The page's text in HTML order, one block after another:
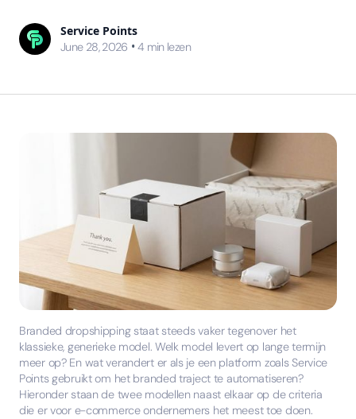
Service Points
June 28, 2026 • 4 min lezen
Branded dropshipping staat steeds vaker tegenover het
klassieke, generieke model. Welk model levert op lange termijn
meer op? En wat verandert er als je een platform zoals Service
Points gebruikt om het branded traject te automatiseren?
Hieronder staan de twee modellen naast elkaar op de criteria
die er voor e-commerce ondernemers het meest toe doen.